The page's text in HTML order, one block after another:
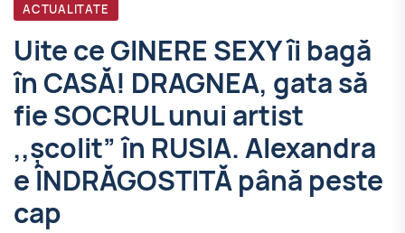
România
-
Evenimentul
Zilei
ACTUALITATE
Uite ce GINERE SEXY îi bagă
în CASĂ! DRAGNEA, gata să
fie SOCRUL unui artist
,,şcolit” în RUSIA. Alexandra
e ÎNDRĂGOSTITĂ până peste
cap